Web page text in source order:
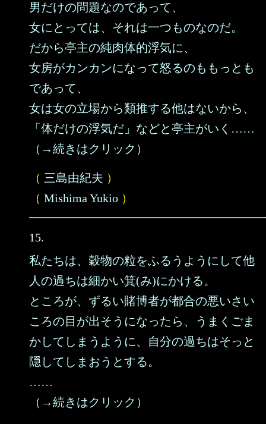
男だけの問題なのであって、
女にとっては、それは一つものなのだ。
だから亭主の純肉体的浮気に、
女房がカンカンになって怒るのももっとも
であって、
女は女の立場から類推する他はないから、
「体だけの浮気だ」などと亭主がいく……
（→続きはクリック）
（ 三島由紀夫 ）
（ Mishima Yukio ）
15.
私たちは、穀物の粒をふるうようにして他
人の過ちは細かい箕(み)にかける。
ところが、ずるい賭博者が都合の悪いさい
ころの目が出そうになったら、うまくごま
かしてしまうように、自分の過ちはそっと
隠してしまおうとする。
……
（→続きはクリック）